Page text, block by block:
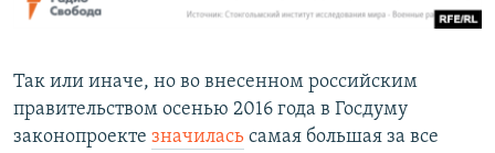
Так или иначе, но во внесенном российским
правительством осенью 2016 года в Госдуму
законопроекте значилась самая большая за все